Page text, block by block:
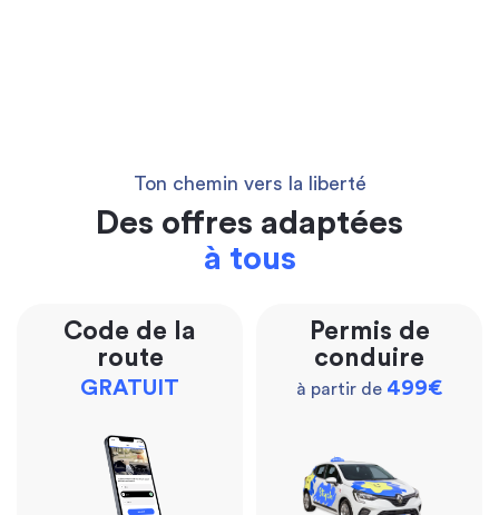
Ton chemin vers la liberté
Des offres adaptées
à tous
Code de la
route
GRATUIT
Permis de
conduire
à partir de 499€